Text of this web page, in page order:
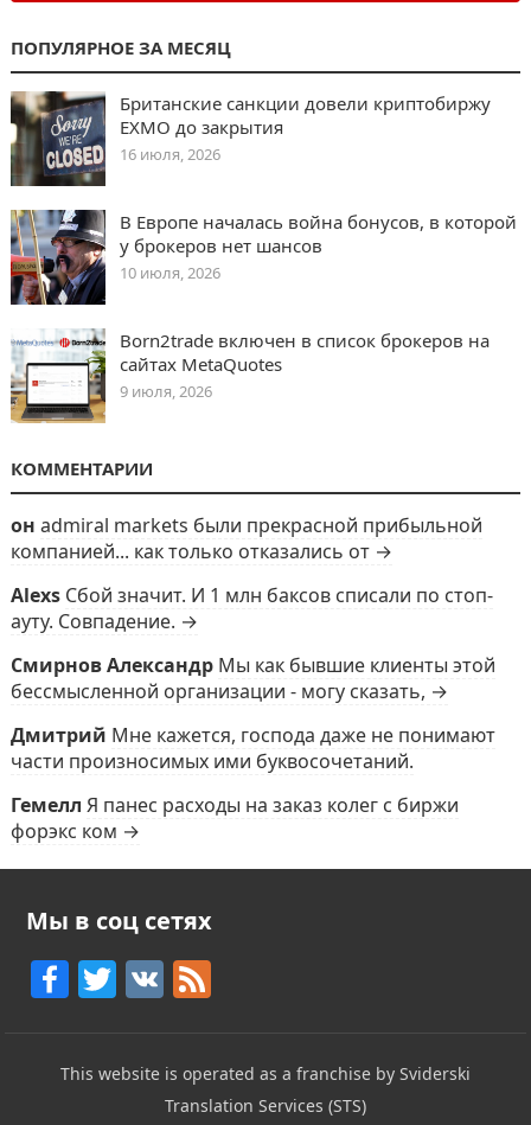
ПОПУЛЯРНОЕ ЗА МЕСЯЦ
Британские санкции довели криптобиржу
EXMO до закрытия
16 июля, 2026
В Европе началась война бонусов, в которой
у брокеров нет шансов
10 июля, 2026
Born2trade включен в список брокеров на
сайтах MetaQuotes
9 июля, 2026
КОММЕНТАРИИ
он admiral markets были прекрасной прибыльной
компанией... как только отказались от →
Alexs Сбой значит. И 1 млн баксов списали по стоп-
ауту. Совпадение. →
Смирнов Александр Мы как бывшие клиенты этой
бессмысленной организации - могу сказать, →
Дмитрий Мне кажется, господа даже не понимают
части произносимых ими буквосочетаний.
Гемелл Я панес расходы на заказ колег с биржи
форэкс ком →
Мы в соц сетях
F
c
e
T
itt
er
V F
e
d
This website is operated as a franchise by Sviderski
Translation Services (STS)